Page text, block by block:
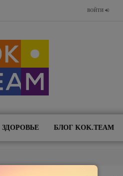
ВОЙТИ
ЗДОРОВЬЕ БЛОГ KOK.TEAM